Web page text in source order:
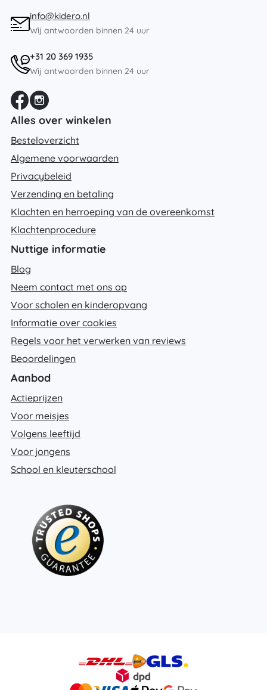
info@kidero.nl
Wij antwoorden binnen 24 uur
+31 20 369 1935
Wij antwoorden binnen 24 uur
Alles over winkelen
Besteloverzicht
Algemene voorwaarden
Privacybeleid
Verzending en betaling
Klachten en herroeping van de overeenkomst
Klachtenprocedure
Nuttige informatie
Blog
Neem contact met ons op
Voor scholen en kinderopvang
Informatie over cookies
Regels voor het verwerken van reviews
Beoordelingen
Aanbod
Actieprijzen
Voor meisjes
Volgens leeftijd
Voor jongens
School en kleuterschool